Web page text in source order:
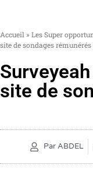
Accueil » Les Super
site de sondages rémunérés
site de
ParABDEL